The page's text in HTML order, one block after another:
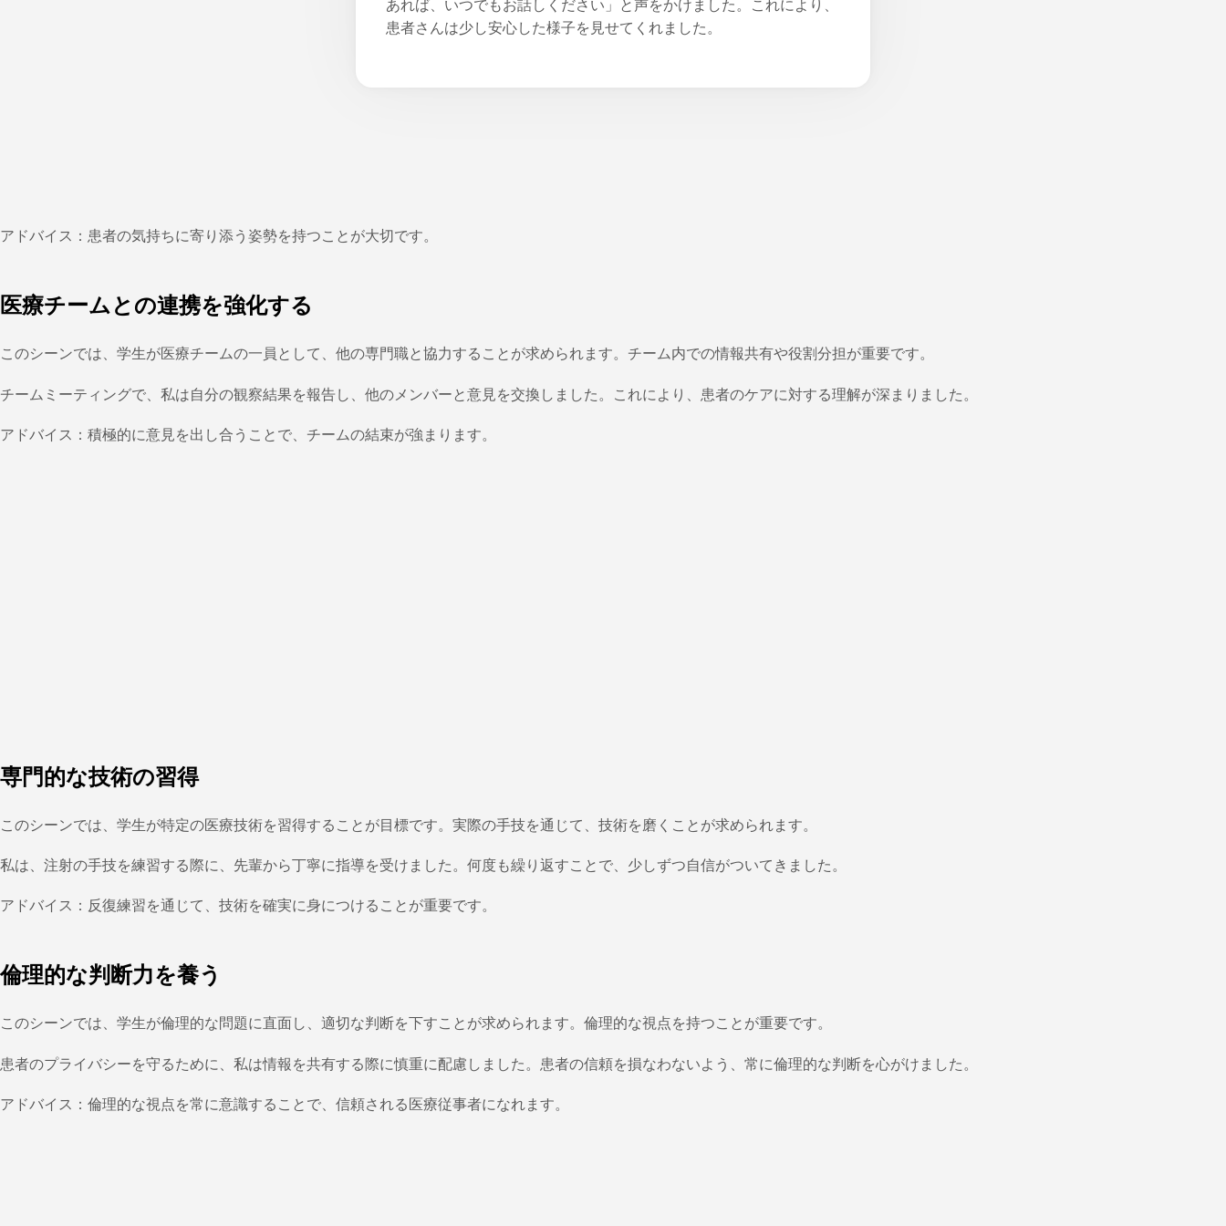
あれば、いつでもお話しください」と声をかけました。これにより、
患者さんは少し安心した様子を見せてくれました。
アドバイス：患者の気持ちに寄り添う姿勢を持つことが大切です。
医療チームとの連携を強化する
このシーンでは、学生が医療チームの一員として、他の専門職と協力することが求められます。チーム内での情報共有や役割分担が重要です。
チームミーティングで、私は自分の観察結果を報告し、他のメンバーと意見を交換しました。これにより、患者のケアに対する理解が深まりました。
アドバイス：積極的に意見を出し合うことで、チームの結束が強まります。
専門的な技術の習得
このシーンでは、学生が特定の医療技術を習得することが目標です。実際の手技を通じて、技術を磨くことが求められます。
私は、注射の手技を練習する際に、先輩から丁寧に指導を受けました。何度も繰り返すことで、少しずつ自信がついてきました。
アドバイス：反復練習を通じて、技術を確実に身につけることが重要です。
倫理的な判断力を養う
このシーンでは、学生が倫理的な問題に直面し、適切な判断を下すことが求められます。倫理的な視点を持つことが重要です。
患者のプライバシーを守るために、私は情報を共有する際に慎重に配慮しました。患者の信頼を損なわないよう、常に倫理的な判断を心がけました。
アドバイス：倫理的な視点を常に意識することで、信頼される医療従事者になれます。